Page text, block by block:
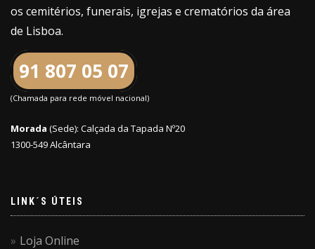
os cemitérios, funerais, igrejas e crematórios da área
de Lisboa.
91 807 05 07
(Chamada para rede móvel nacional)
Morada (Sede): Calçada da Tapada Nº20
1300-549 Alcântara
LINK´S ÚTEIS
Loja Online